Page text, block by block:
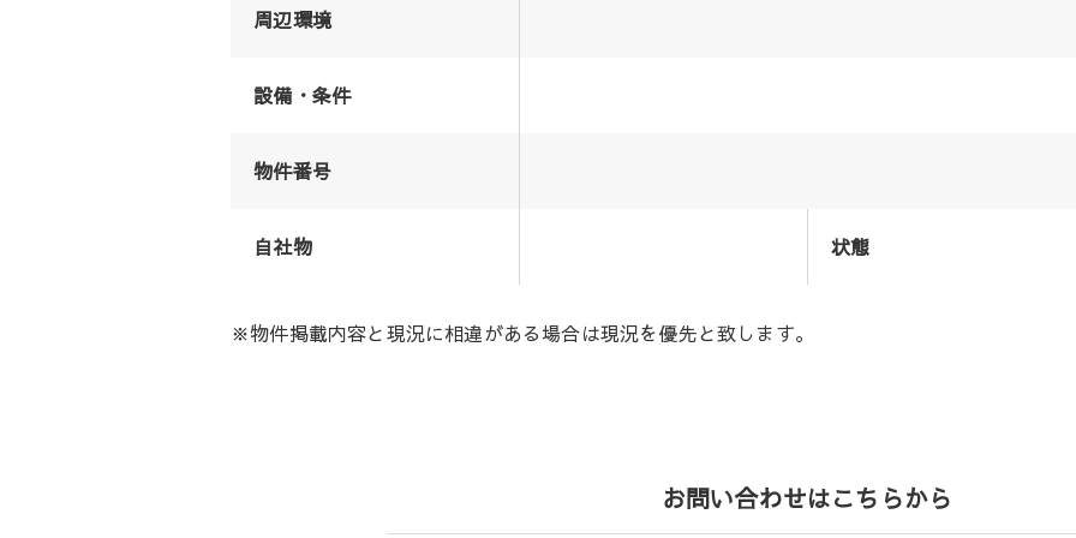
周辺環境
設備・条件
物件番号
自社物 状態
※物件掲載内容と現況に相違がある場合は現況を優先と致します。
お問い合わせはこちらから